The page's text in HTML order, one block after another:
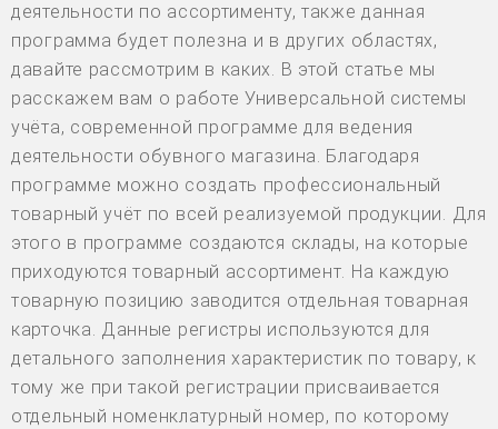
деятельности по ассортименту, также данная
программа будет полезна и в других областях,
давайте рассмотрим в каких. В этой статье мы
расскажем вам о работе Универсальной системы
учёта, современной программе для ведения
деятельности обувного магазина. Благодаря
программе можно создать профессиональный
товарный учёт по всей реализуемой продукции. Для
этого в программе создаются склады, на которые
приходуются товарный ассортимент. На каждую
товарную позицию заводится отдельная товарная
карточка. Данные регистры используются для
детального заполнения характеристик по товару, к
тому же при такой регистрации присваивается
отдельный номенклатурный номер, по которому